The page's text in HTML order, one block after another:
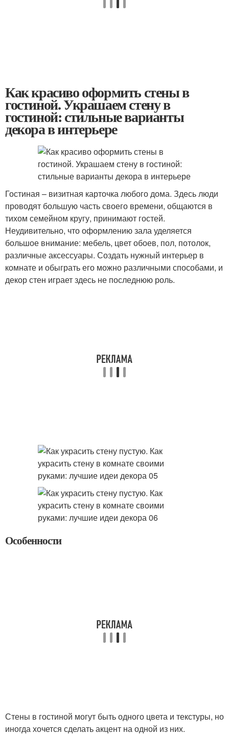
Как красиво оформить стены в
гостиной. Украшаем стену в
гостиной: стильные варианты
декора в интерьере
Гостиная – визитная карточка любого дома. Здесь люди
проводят большую часть своего времени, общаются в
тихом семейном кругу, принимают гостей.
Неудивительно, что оформлению зала уделяется
большое внимание: мебель, цвет обоев, пол, потолок,
различные аксессуары. Создать нужный интерьер в
комнате и обыграть его можно различными способами, и
декор стен играет здесь не последнюю роль.
Особенности
Стены в гостиной могут быть одного цвета и текстуры, но
иногда хочется сделать акцент на одной из них.